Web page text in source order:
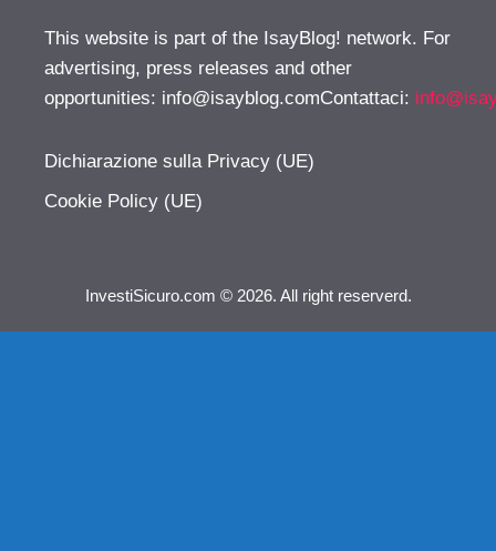
This website is part of the IsayBlog! network. For
advertising, press releases and other
opportunities: info@isayblog.comContattaci:
Dichiarazione sulla Privacy (UE)
Cookie Policy (UE)
InvestiSicuro.com © 2026. All right reserverd.